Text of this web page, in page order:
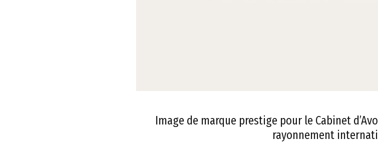
Image de marque prestige pour le Cabinet
rayonnement